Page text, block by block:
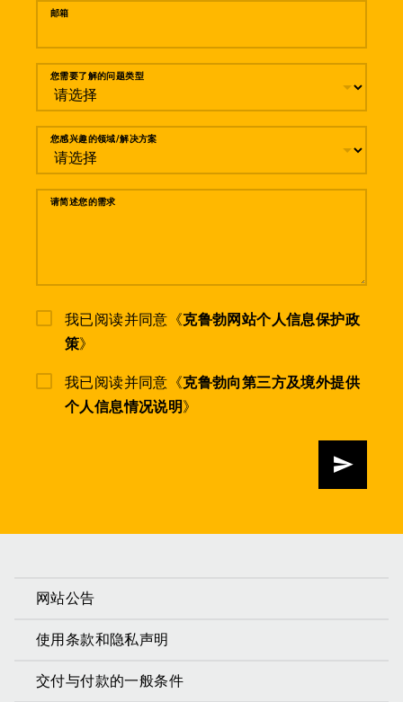
邮箱
您需要了解的问题类型
您感兴趣的领域/解决方案
请简述您的需求
我已阅读并同意《克鲁勃网站个人信息保护政
策》
我已阅读并同意《克鲁勃向第三方及境外提供
个人信息情况说明》
发送
网站公告
使用条款和隐私声明
交付与付款的一般条件